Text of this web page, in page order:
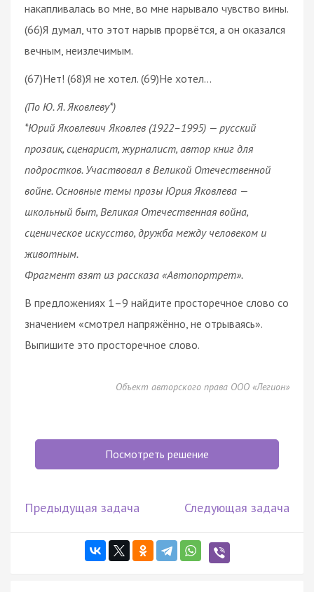
накапливалась во мне, во мне нарывало чувство вины.
(66)Я думал, что этот нарыв прорвётся, а он оказался
вечным, неизлечимым.
(67)Нет! (68)Я не хотел. (69)Не хотел…
(По Ю. Я. Яковлеву*)
*Юрий Яковлевич Яковлев (1922–1995) — русский
прозаик, сценарист, журналист, автор книг для
подростков. Участвовал в Великой Отечественной
войне. Основные темы прозы Юрия Яковлева —
школьный быт, Великая Отечественная война,
сценическое искусство, дружба между человеком и
животным.
Фрагмент взят из рассказа «Автопортрет».
В предложениях 1–9 найдите просторечное слово со
значением «смотрел напряжённо, не отрываясь».
Выпишите это просторечное слово.
Объект авторского права ООО «Легион»
Посмотреть решение
Предыдущая задача Следующая задача